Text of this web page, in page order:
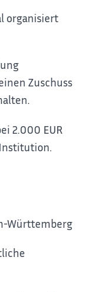
organisiert
Zuschuss
2.000 EUR
Württemberg